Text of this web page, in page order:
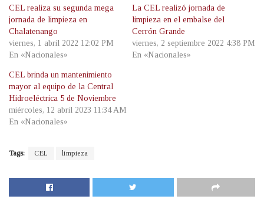
CEL realiza su segunda mega
jornada de limpieza en
Chalatenango
viernes, 1 abril 2022 12:02 PM
En «Nacionales»
La CEL realizó jornada de
limpieza en el embalse del
Cerrón Grande
viernes, 2 septiembre 2022 4:38 PM
En «Nacionales»
CEL brinda un mantenimiento
mayor al equipo de la Central
Hidroeléctrica 5 de Noviembre
miércoles, 12 abril 2023 11:34 AM
En «Nacionales»
Tags: CEL limpieza